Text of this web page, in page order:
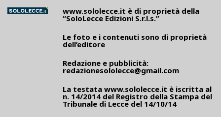
www.sololecce.it è di proprietà della
“SoloLecce Edizioni S.r.l.s.”
Le foto e i contenuti sono di proprietà
dell’editore
Redazione e pubblicità:
redazionesololecce@gmail.com
La testata www.sololecce.it è iscritta al
n. 14/2014 del Registro della Stampa del
Tribunale di Lecce del 14/10/14